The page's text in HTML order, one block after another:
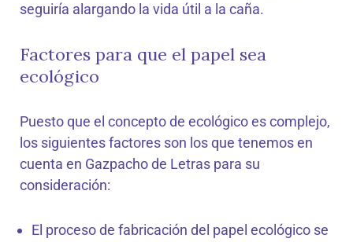
seguiría alargando la vida útil a la caña.
Factores para que el papel sea
ecológico
Puesto que el concepto de ecológico es complejo,
los siguientes factores son los que tenemos en
cuenta en Gazpacho de Letras para su
consideración:
El proceso de fabricación del papel ecológico se